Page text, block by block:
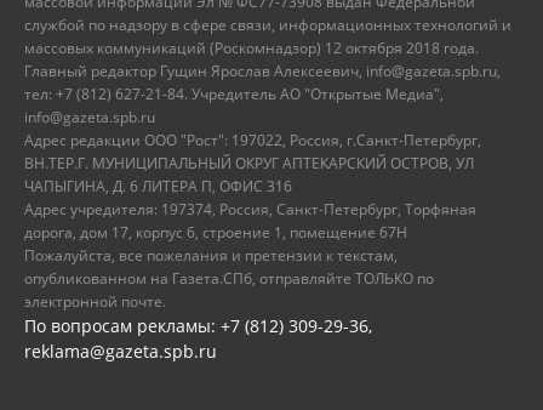
службой по надзору в сфере связи, информационных технологий и
массовых коммуникаций (Роскомнадзор) 12 октября 2018 года.
Главный редактор Гущин Ярослав Алексеевич, info@gazeta.spb.ru,
тел: +7 (812) 627-21-84. Учредитель АО "Открытые Медиа",
info@gazeta.spb.ru
Адрес редакции ООО "Рост": 197022, Россия, г.Санкт-Петербург,
ВН.ТЕР.Г. МУНИЦИПАЛЬНЫЙ ОКРУГ АПТЕКАРСКИЙ ОСТРОВ, УЛ
ЧАПЫГИНА, Д. 6 ЛИТЕРА П, ОФИС 316
Адрес учредителя: 197374, Россия, Санкт-Петербург, Торфяная
дорога, дом 17, корпус 6, строение 1, помещение 67Н
Пожалуйста, все пожелания и претензии к текстам,
опубликованном на Газета.СПб, отправляйте ТОЛЬКО по
электронной почте.
По вопросам рекламы: +7 (812) 309-29-36,
reklama@gazeta.spb.ru